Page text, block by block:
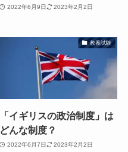
2022年6月9日 2023年2月2日
教養試験
「イギリスの政治制度」は
どんな制度？
2022年6月7日 2023年2月2日